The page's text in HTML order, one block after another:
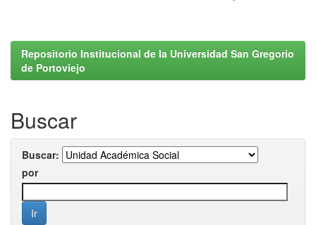
Repositorio Institucional de la Universidad San Gregorio
de Portoviejo
Buscar
Buscar:
por